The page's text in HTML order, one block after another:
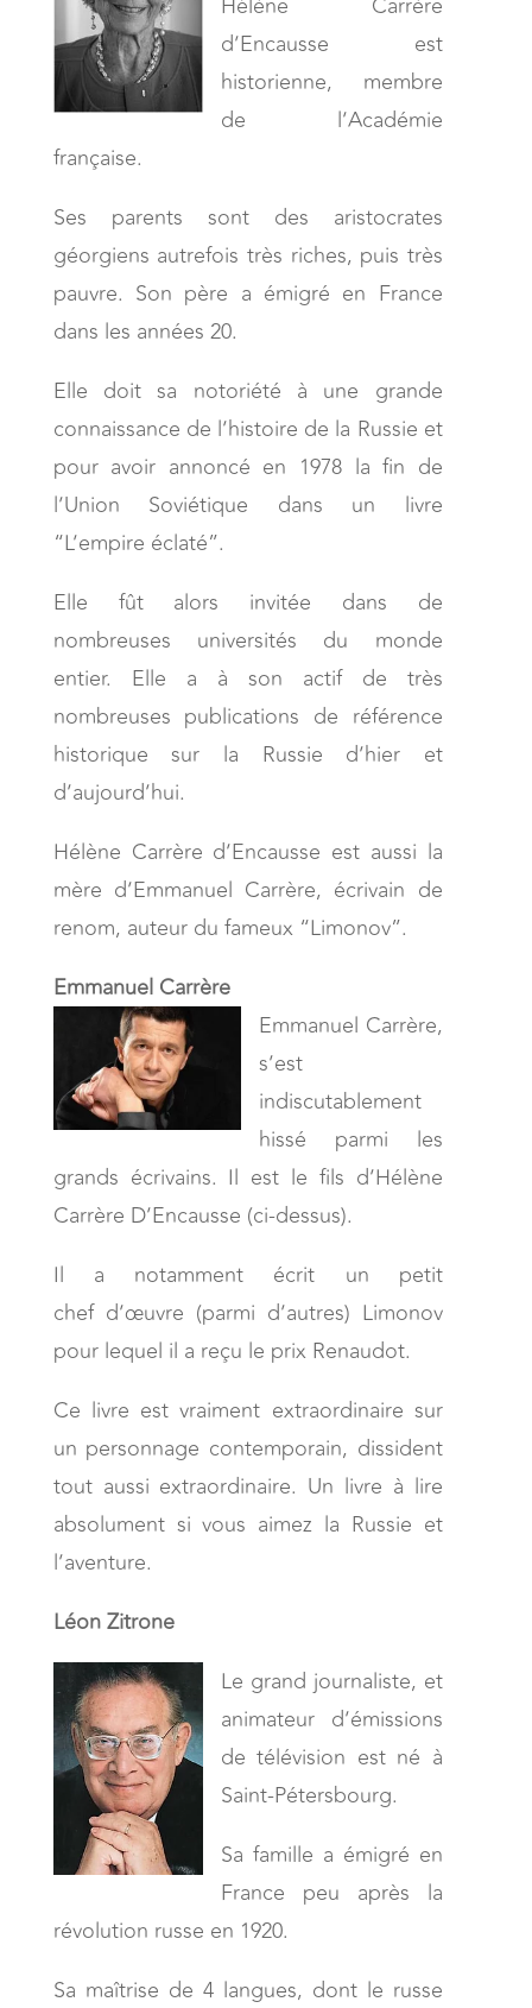
d’Encausse est
historienne, membre
de l’Académie
française.
Ses parents sont des aristocrates
géorgiens autrefois très riches, puis très
pauvre. Son père a émigré en France
dans les années 20.
Elle doit sa notoriété à une grande
connaissance de l’histoire de la Russie et
pour avoir annoncé en 1978 la fin de
l’Union Soviétique dans un livre
“L’empire éclaté”.
Elle fût alors invitée dans de
nombreuses universités du monde
entier. Elle a à son actif de très
nombreuses publications de référence
historique sur la Russie d’hier et
d’aujourd’hui.
Hélène Carrère d’Encausse est aussi la
mère d’Emmanuel Carrère, écrivain de
renom, auteur du fameux “Limonov”.
Emmanuel Carrère
Emmanuel Carrère,
s’est
indiscutablement
hissé parmi les
grands écrivains. Il est le fils d’Hélène
Carrère D’Encausse (ci-dessus).
Il a notamment écrit un petit
chef d’œuvre (parmi d’autres) Limonov
pour lequel il a reçu le prix Renaudot.
Ce livre est vraiment extraordinaire sur
un personnage contemporain, dissident
tout aussi extraordinaire. Un livre à lire
absolument si vous aimez la Russie et
l’aventure.
Léon Zitrone
Le grand journaliste, et
animateur d’émissions
de télévision est né à
Saint-Pétersbourg.
Sa famille a émigré en
France peu après la
révolution russe en 1920.
Sa maîtrise de 4 langues, dont le russe